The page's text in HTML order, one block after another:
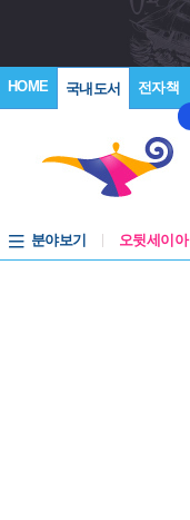
HOME 국내도서 전자책
분야보기 오뒷세이아